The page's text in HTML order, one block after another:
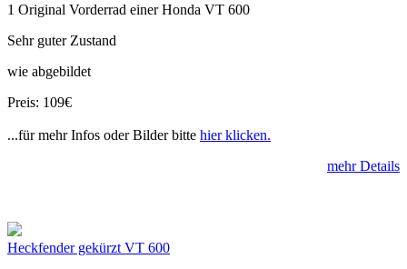
1 Original Vorderrad einer Honda VT 600
Sehr guter Zustand
wie abgebildet
Preis: 109€
...für mehr Infos oder Bilder bitte hier klicken.
mehr Details
Heckfender gekürzt VT 600